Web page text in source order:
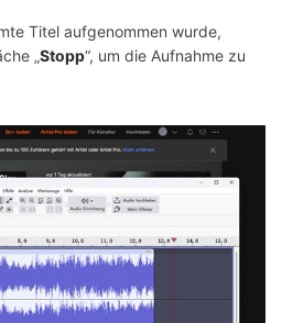
Titel aufgenommen wurde,
„Stopp“, um die Aufnahme zu